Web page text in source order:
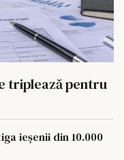
triplează pentru
ieșenii din 10.000